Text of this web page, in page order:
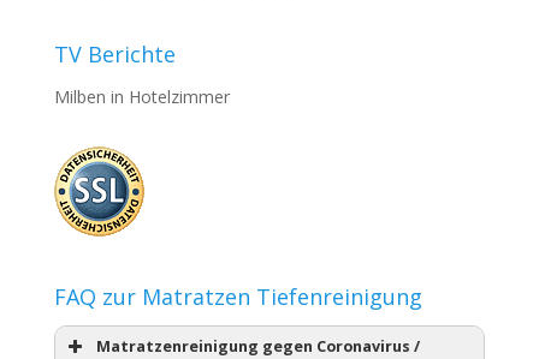
TV Berichte
Milben in Hotelzimmer
FAQ zur Matratzen Tiefenreinigung
Matratzenreinigung gegen Coronavirus /